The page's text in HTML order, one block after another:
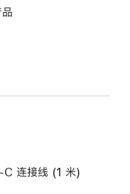
将
连接线 (1 米)